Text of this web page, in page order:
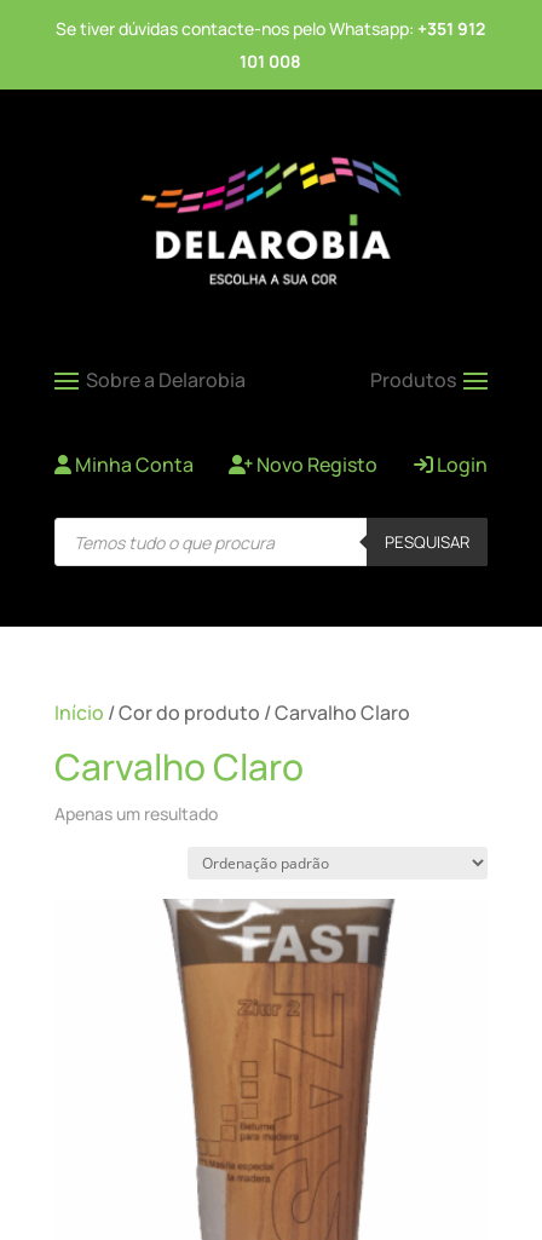
Se tiver dúvidas contacte-nos pelo Whatsapp: +351 912
101 008
Minha Conta Novo Registo Login
Products
search PESQUISAR
Início / Cor do produto / Carvalho Claro
Carvalho Claro
Apenas um resultado